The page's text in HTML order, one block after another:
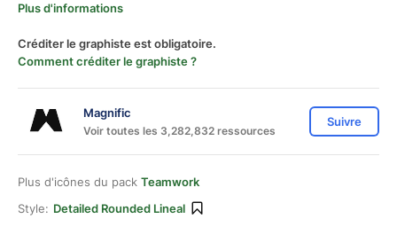
Plus d'informations
Créditer le graphiste est obligatoire.
Comment créditer le graphiste ?
Magnific
Voir toutes les 3,282,832 ressources
Suivre
Plus d'icônes du pack Teamwork
Style: Detailed Rounded Lineal